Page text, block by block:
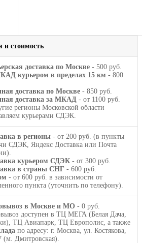
и стоимость
доставка по Москве - 500 руб.
курьером в пределах 15 км - 800
доставка по Москве - 850 руб.
доставка за МКАД - от 1100 руб.
регионы Московской области
курьерами СДЭК.
в регионы - от 200 руб. (в пункты
СДЭК, Яндекс Доставка или Почта
курьером СДЭК - от 300 руб.
в страны СНГ - 600 руб.
- от 600 руб. в зависимости от
пункта (уточнить по телефону).
в Москве и МО - 0 руб.
доступен в ТЦ МЕГА (Белая Дача,
ТЦ Авиапарк, ТЦ Европолис, а также
по адресу: г. Москва, ул. Костякова,
(м. Дмитровская).